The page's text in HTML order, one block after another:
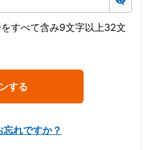
すべて含み9文字以上32文
れですか？